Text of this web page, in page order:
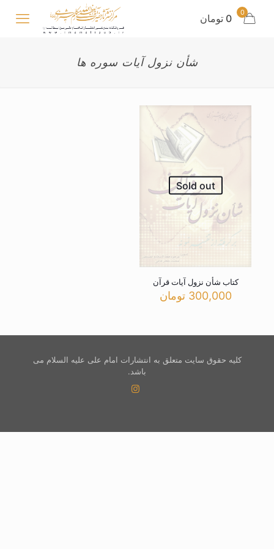
0 0 تومان
شأن نزول آیات سوره ها
Sold out
کتاب شأن نزول آیات قرآن
300,000 تومان
کلیه حقوق سایت متعلق به انتشارات امام علی علیه السلام می
باشد.